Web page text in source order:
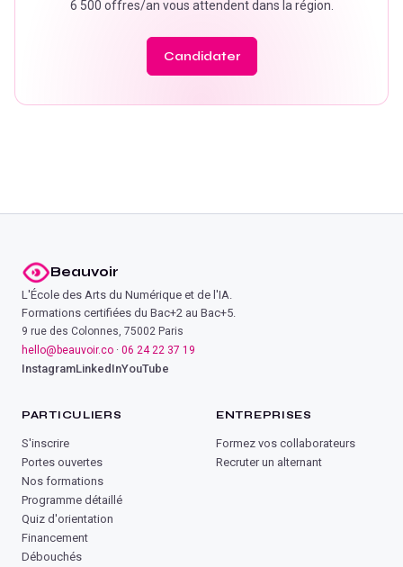
6 500 offres/an vous attendent dans la région.
Candidater
Beauvoir
L'École des Arts du Numérique et de l'IA.
Formations certifiées du Bac+2 au Bac+5.
9 rue des Colonnes, 75002 Paris
hello@beauvoir.co · 06 24 22 37 19
InstagramLinkedInYouTube
PARTICULIERS
S'inscrire
Portes ouvertes
Nos formations
Programme détaillé
Quiz d'orientation
Financement
Débouchés
ENTREPRISES
Formez vos collaborateurs
Recruter un alternant